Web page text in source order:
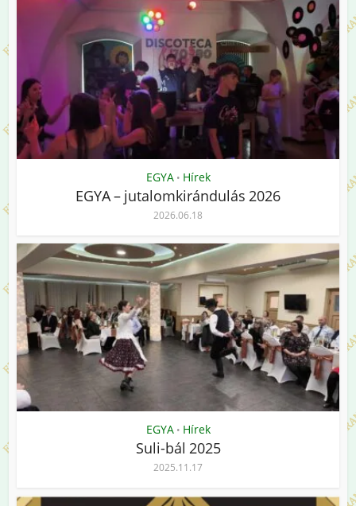
EGYA • Hírek
EGYA – jutalomkirándulás 2026
2026.06.18
EGYA • Hírek
Suli-bál 2025
2025.11.17